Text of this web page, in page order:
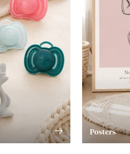
Posters